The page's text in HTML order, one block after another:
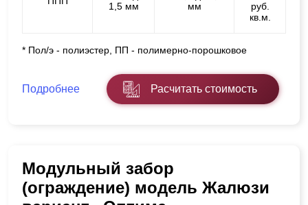
1,5 мм
мм
руб.
кв.м.
* Пол/э - полиэстер, ПП - полимерно-порошковое
Подробнее Расчитать стоимость
Модульный забор
(ограждение) модель Жалюзи